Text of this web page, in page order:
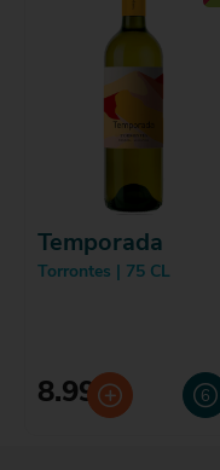
Temporada
Torrontes | 75 CL
8.99